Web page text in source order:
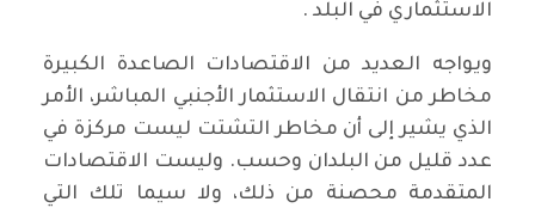
الاستثماري في البلد .
ويواجه العديد من الاقتصادات الصاعدة الكبيرة
مخاطر من انتقال الاستثمار الأجنبي المباشر، الأمر
الذي يشير إلى أن مخاطر التشتت ليست مركزة في
عدد قليل من البلدان وحسب. وليست الاقتصادات
المتقدمة محصنة من ذلك، ولا سيما تلك التي